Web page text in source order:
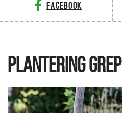
Facebook
PLANTERING GREP